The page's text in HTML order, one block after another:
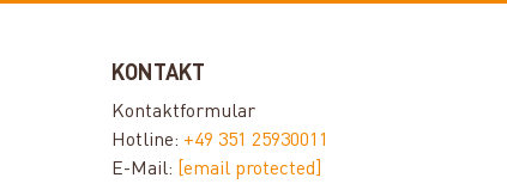
KONTAKT
Kontaktformular
Hotline: +49 351 25930011
E-Mail:
[email protected]